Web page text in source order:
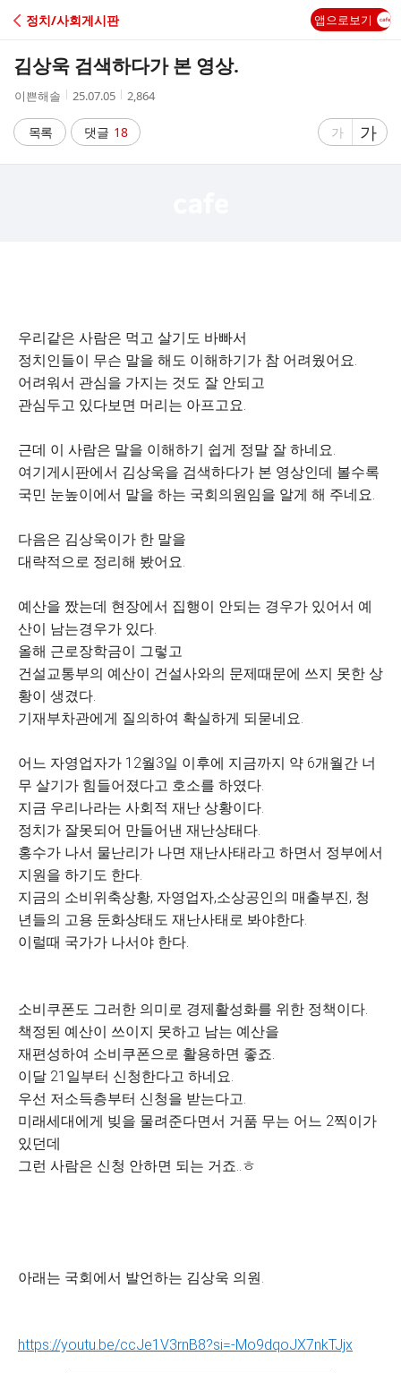
C
A
정치/사회게시판 앱으로보기
김상욱 검색하다가 본 영상.
작
자
이쁜해솔
작
시
간
25.07.05
조
수
2,864
목록 댓글 18
글
가
글
자
가
우리같은 사람은 먹고 살기도 바빠서
정치인들이 무슨 말을 해도 이해하기가 참 어려웠어요.
어려워서 관심을 가지는 것도 잘 안되고
관심두고 있다보면 머리는 아프고요.
근데 이 사람은 말을 이해하기 쉽게 정말 잘 하네요.
여기게시판에서 김상욱을 검색하다가 본 영상인데 볼수록
국민 눈높이에서 말을 하는 국회의원임을 알게 해 주네요.
다음은 김상욱이가 한 말을
대략적으로 정리해 봤어요.
예산을 짰는데 현장에서 집행이 안되는 경우가 있어서 예
산이 남는경우가 있다.
올해 근로장학금이 그렇고
건설교통부의 예산이 건설사와의 문제때문에 쓰지 못한 상
황이 생겼다.
기재부차관에게 질의하여 확실하게 되묻네요.
어느 자영업자가 12월3일 이후에 지금까지 약 6개월간 너
무 살기가 힘들어졌다고 호소를 하였다.
지금 우리나라는 사회적 재난 상황이다.
정치가 잘못되어 만들어낸 재난상태다.
홍수가 나서 물난리가 나면 재난사태라고 하면서 정부에서
지원을 하기도 한다.
지금의 소비위축상황, 자영업자,소상공인의 매출부진, 청
년들의 고용 둔화상태도 재난사태로 봐야한다.
이럴때 국가가 나서야 한다.
소비쿠폰도 그러한 의미로 경제활성화를 위한 정책이다.
책정된 예산이 쓰이지 못하고 남는 예산을
재편성하여 소비쿠폰으로 활용하면 좋죠.
이달 21일부터 신청한다고 하네요.
우선 저소득층부터 신청을 받는다고.
미래세대에게 빚을 물려준다면서 거품 무는 어느 2찍이가
있던데
그런 사람은 신청 안하면 되는 거죠..ㅎ
아래는 국회에서 발언하는 김상욱 의원.
https://youtu.be/ccJe1V3rnB8?si=-Mo9dqoJX7nkTJjx